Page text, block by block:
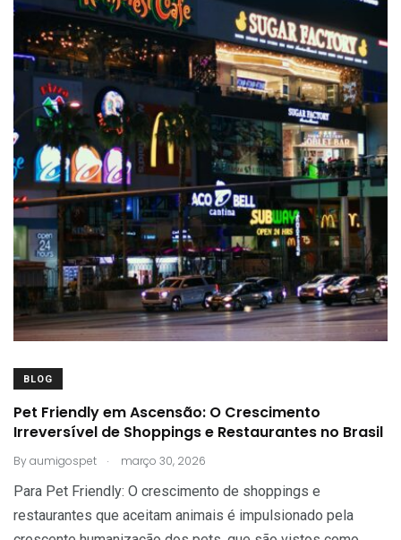
BLOG
Pet Friendly em Ascensão: O Crescimento
Irreversível de Shoppings e Restaurantes no Brasil
Byaumigospet . março 30, 2026
Para Pet Friendly: O crescimento de shoppings e
restaurantes que aceitam animais é impulsionado pela